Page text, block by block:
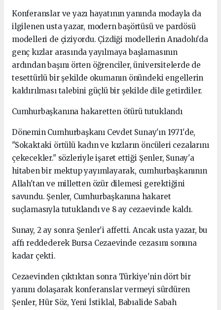
Konferanslar ve yazı hayatının yanında modayla da
ilgilenen usta yazar, modern başörtüsü ve pardösü
modelleri de çiziyordu. Çizdiği modellerin Anadolu'da
genç kızlar arasında yayılmaya başlamasının
ardından başını örten öğrenciler, üniversitelerde de
tesettürlü bir şekilde okumanın önündeki engellerin
kaldırılması talebini güçlü bir şekilde dile getirdiler.
Cumhurbaşkanına hakaretten ötürü tutuklandı
Dönemin Cumhurbaşkanı Cevdet Sunay'ın 1971'de,
"Sokaktaki örtülü kadın ve kızların öncüleri cezalarını
çekecekler." sözleriyle işaret ettiği Şenler, Sunay'a
hitaben bir mektup yayımlayarak, cumhurbaşkanının
Allah'tan ve milletten özür dilemesi gerektiğini
savundu. Şenler, Cumhurbaşkanına hakaret
suçlamasıyla tutuklandı ve 8 ay cezaevinde kaldı.
Sunay, 2 ay sonra Şenler'i affetti. Ancak usta yazar, bu
affı reddederek Bursa Cezaevinde cezasını sonuna
kadar çekti.
Cezaevinden çıktıktan sonra Türkiye'nin dört bir
yanını dolaşarak konferanslar vermeyi sürdüren
Şenler, Hür Söz, Yeni İstiklal, Babıalide Sabah